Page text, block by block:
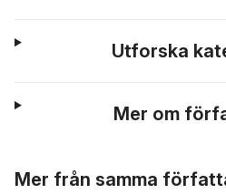
Utforska
Mer om
Mer från samma